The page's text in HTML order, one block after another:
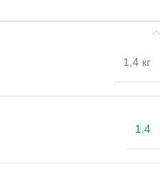
1,4 кг
1.4